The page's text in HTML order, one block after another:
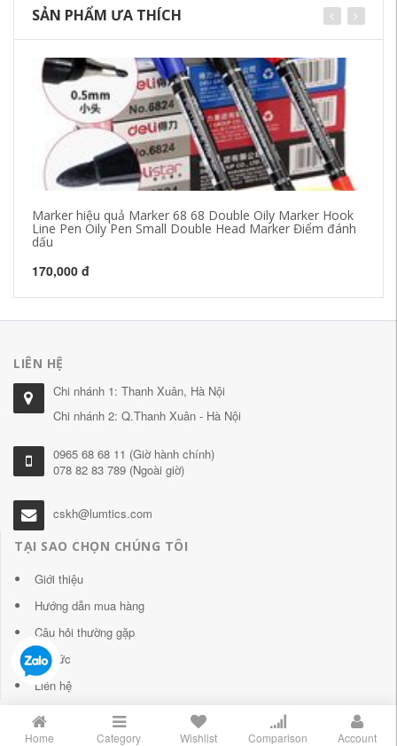
SẢN PHẨM ƯA THÍCH
Marker hiệu quả Marker 68 68 Double Oily Marker Hook
Line Pen Oily Pen Small Double Head Marker Điểm đánh
dấu
170,000 đ
LIÊN HỆ
Chi nhánh 1: Thanh Xuân, Hà Nội
Chi nhánh 2: Q.Thanh Xuân - Hà Nội
0965 68 68 11 (Giờ hành chính)
078 82 83 789 (Ngoài giờ)
cskh@lumtics.com
TẠI SAO CHỌN CHÚNG TÔI
Giới thiệu
Hướng dẫn mua hàng
Câu hỏi thường gặp
Tin tức
Liên hệ
Home Category Wishlist Comparison Account